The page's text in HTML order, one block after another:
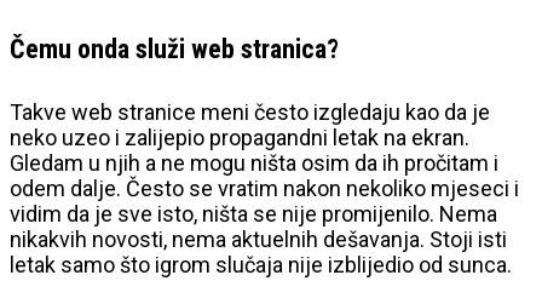
Čemu onda služi web stranica?
Takve web stranice meni često izgledaju kao da je
neko uzeo i zalijepio propagandni letak na ekran.
Gledam u njih a ne mogu ništa osim da ih pročitam i
odem dalje. Često se vratim nakon nekoliko mjeseci i
vidim da je sve isto, ništa se nije promijenilo. Nema
nikakvih novosti, nema aktuelnih dešavanja. Stoji isti
letak samo što igrom slučaja nije izblijedio od sunca.